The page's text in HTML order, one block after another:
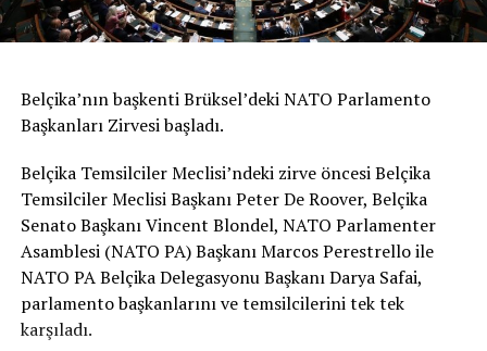
Belçika’nın başkenti Brüksel’deki NATO Parlamento
Başkanları Zirvesi başladı.
Belçika Temsilciler Meclisi’ndeki zirve öncesi Belçika
Temsilciler Meclisi Başkanı Peter De Roover, Belçika
Senato Başkanı Vincent Blondel, NATO Parlamenter
Asamblesi (NATO PA) Başkanı Marcos Perestrello ile
NATO PA Belçika Delegasyonu Başkanı Darya Safai,
parlamento başkanlarını ve temsilcilerini tek tek
karşıladı.